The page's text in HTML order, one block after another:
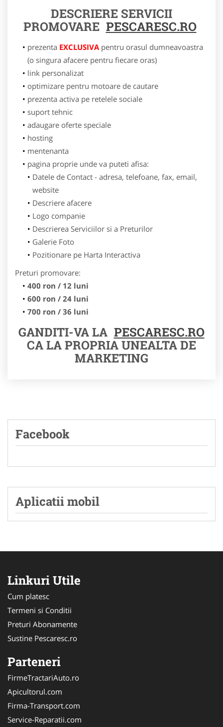
DESCRIERE SERVICII
PROMOVARE PESCARESC.RO
prezenta EXCLUSIVApentru orasul dumneavoastra
(o singura afacere pentru fiecare oras)
link personalizat
optimizare pentru motoare de cautare
prezenta activa pe retelele sociale
suport tehnic
adaugare oferte speciale
hosting
mentenanta
pagina proprie unde va puteti afisa:
Datele de Contact - adresa, telefoane, fax, email,
website
Descriere afacere
Logo companie
Descrierea Serviciilor si a Preturilor
Galerie Foto
Pozitionare pe Harta Interactiva
Preturi promovare:
400 ron / 12 luni
600 ron / 24 luni
700 ron / 36 luni
GANDITI-VA LA PESCARESC.RO
CA LA PROPRIA UNEALTA DE
MARKETING
Facebook
Aplicatii mobil
Linkuri Utile
Cum platesc
Termeni si Conditii
Preturi Abonamente
Sustine Pescaresc.ro
Parteneri
FirmeTractariAuto.ro
Apicultorul.com
Firma-Transport.com
Service-Reparatii.com